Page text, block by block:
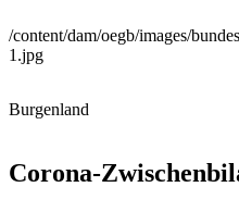
/content/dam/oegb/images/
1.jpg
Burgenland
Corona-